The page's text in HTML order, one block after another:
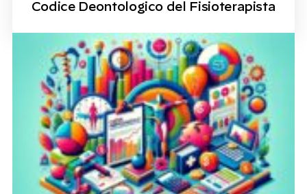
Codice Deontologico del Fisioterapista